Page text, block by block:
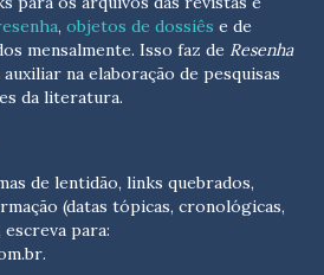
, objetos de dossiês e de
mensalmente. Isso faz de Resenha
na elaboração de pesquisas
da literatura.
de lentidão, links quebrados,
(datas tópicas, cronológicas,
.